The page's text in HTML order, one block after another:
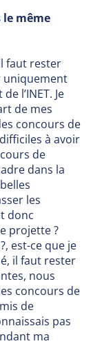
le même
faut rester
uniquement
l’INET. Je
de mes
concours de
à avoir
de
dans la
les
donc
projette ?
est-ce que je
il faut rester
nous
concours de
de
pas
ma